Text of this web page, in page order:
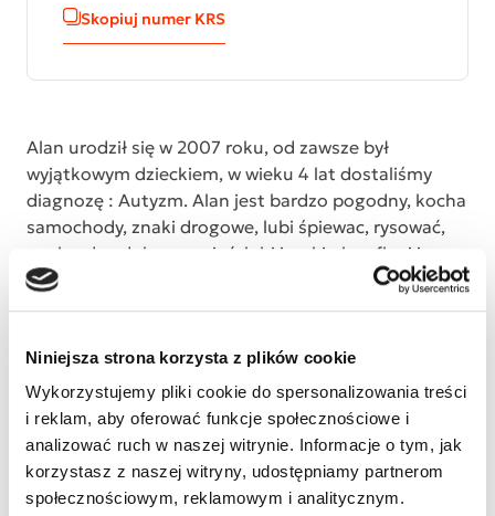
Niniejsza strona korzysta z plików cookie
Wykorzystujemy pliki cookie do spersonalizowania treści
i reklam, aby oferować funkcje społecznościowe i
analizować ruch w naszej witrynie. Informacje o tym, jak
korzystasz z naszej witryny, udostępniamy partnerom
społecznościowym, reklamowym i analitycznym.
Skopiuj numer KRS
Alan urodził się w 2007 roku, od zawsze był
wyjątkowym dzieckiem, w wieku 4 lat dostaliśmy
diagnozę : Autyzm. Alan jest bardzo pogodny, kocha
samochody, znaki drogowe, lubi śpiewac, rysować,
ma bardzo dobra pamięć, lubi języki obce flagi i
mapy. Alan ma problemy z komunikacją, ma
zaburzenia czucia głębokiego, chodzi na palcach, ma
Pragniemy aby nasz syn uczył się samodzielności,
mógł się rozwijać i był szczęśliwy. Na dzien dzisiejszy
najwiekszym naszym problemem sa przykurcze
ścięgien achillesa . Alan został zakwalifikowany na
operacje nieinwazyjną metodą Ulizbata, ktora
zaplanowana jest na 18 grudnia 2021 roku w